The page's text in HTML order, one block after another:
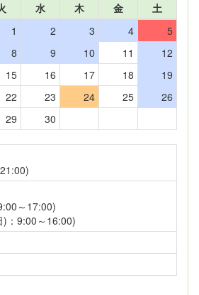
水 木 金
土
1
2 3 4
5
8 9 10 11
12
15 16 17 18
19
22 23 24 25
26
29 30
～17:00)
)：9:00～16:00)